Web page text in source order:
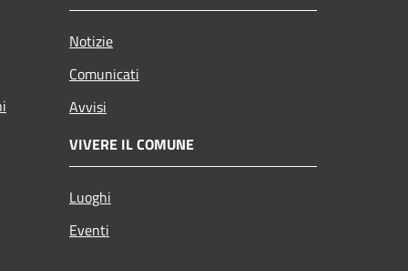
Notizie
Comunicati
Avvisi
VIVERE IL COMUNE
Luoghi
Eventi